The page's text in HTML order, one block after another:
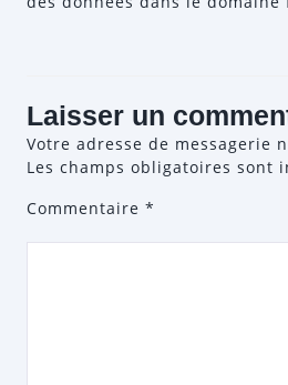
Laisser un
Votre adresse de messagerie
Les champs obligatoires sont
Commentaire *